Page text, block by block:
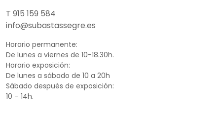
T 915 159 584
info@subastassegre.es
Horario permanente:
De lunes a viernes de 10-18.30h.
Horario exposición:
De lunes a sábado de 10 a 20h
Sábado después de exposición:
10 – 14h.